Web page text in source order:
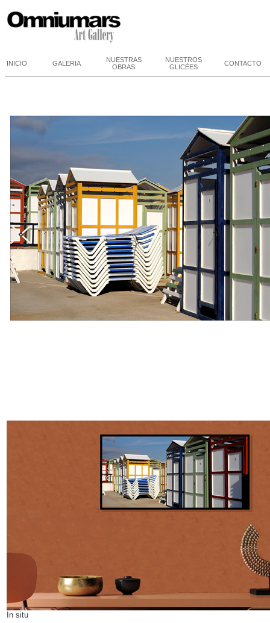
INICIO GALERIA
NUESTRAS
OBRAS
NUESTROS
GLICÉES
CONTACTO
In situ